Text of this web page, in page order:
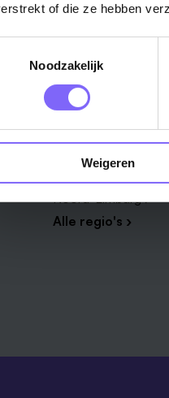
of die ze hebben
Noodzakelijk
Weigeren
Regio
Noord-Limburg ›
Alle regio's ›